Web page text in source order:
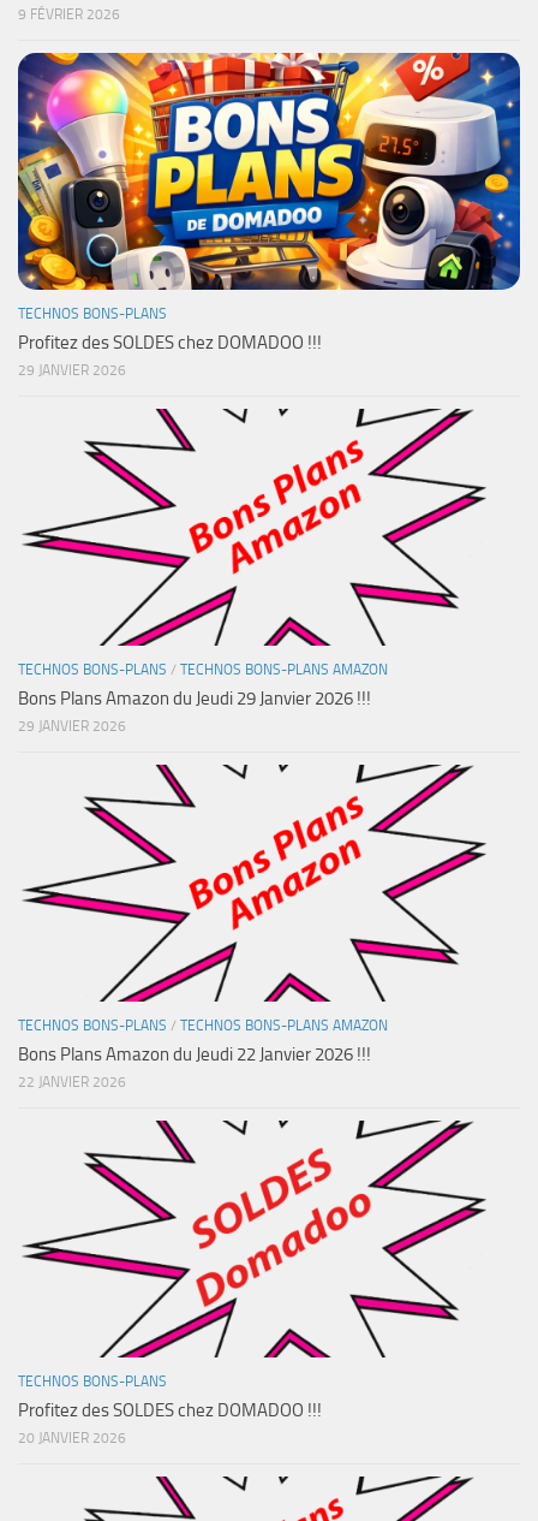
9 FÉVRIER 2026
TECHNOS BONS-PLANS
Profitez des SOLDES chez DOMADOO !!!
29 JANVIER 2026
TECHNOS BONS-PLANS / TECHNOS BONS-PLANS AMAZON
Bons Plans Amazon du Jeudi 29 Janvier 2026 !!!
29 JANVIER 2026
TECHNOS BONS-PLANS / TECHNOS BONS-PLANS AMAZON
Bons Plans Amazon du Jeudi 22 Janvier 2026 !!!
22 JANVIER 2026
TECHNOS BONS-PLANS
Profitez des SOLDES chez DOMADOO !!!
20 JANVIER 2026